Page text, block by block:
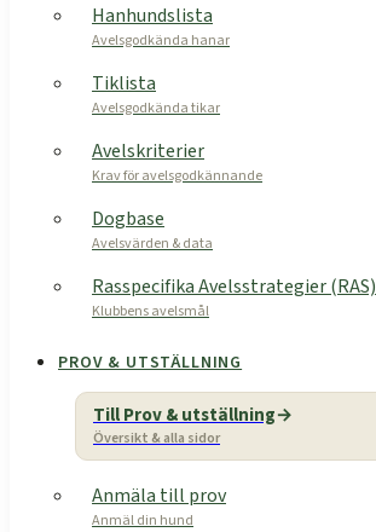
Hanhundslista
Avelsgodkända hanar
Tiklista
Avelsgodkända tikar
Avelskriterier
Krav för avelsgodkännande
Dogbase
Avelsvärden & data
Rasspecifika Avelsstrategier (RAS)
Klubbens avelsmål
PROV & UTSTÄLLNING
Till Prov & utställning
Översikt & alla sidor
Anmäla till prov
Anmäl din hund